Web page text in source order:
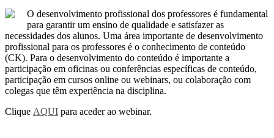
O desenvolvimento profissional dos professores é fundamental
para garantir um ensino de qualidade e satisfazer as
necessidades dos alunos. Uma área importante de desenvolvimento
profissional para os professores é o conhecimento de conteúdo
(CK). Para o desenvolvimento do conteúdo é importante a
participação em oficinas ou conferências específicas de conteúdo,
participação em cursos online ou webinars, ou colaboração com
colegas que têm experiência na disciplina.
Clique AQUI para aceder ao webinar.